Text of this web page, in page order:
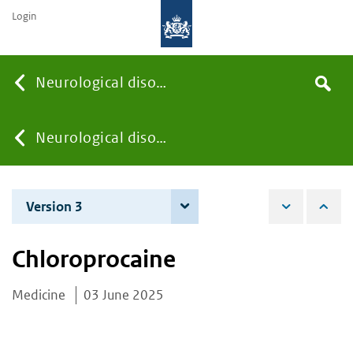
Neurological disorders
You
are
here:
Neurological disorders
the
Search
Login
Version 3
Chloroprocaine
Medicine 03 June 2025